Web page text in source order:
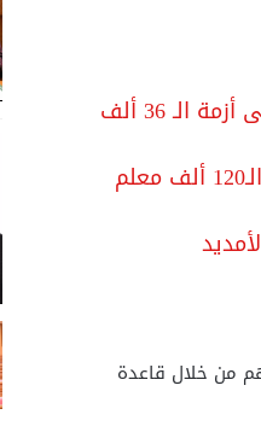
36 ألف
بهم من خلال قاعدة